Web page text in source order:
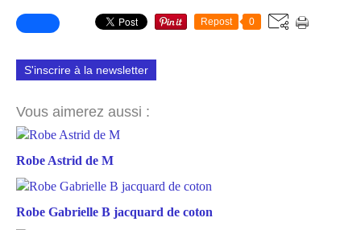
Repost 0
S'inscrire à la newsletter
Vous aimerez aussi :
Robe Astrid de M
Robe Gabrielle B jacquard de coton